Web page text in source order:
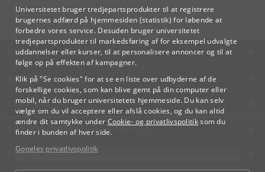
Universitetet bruger tredjepartsprodukter til at registrere
brugernes adfærd på hjemmesiden (statistik) for løbende at
forbedre vores service. Desuden bruger universitetet
tredjepartsprodukter til markedsføring af for eksempel udvalgte
uddannelser eller kurser, til at personalisere annoncer og til at
følge op på effekten af kampagner.
Klik på "Se cookies" for at se en liste over udbyderne af de
forskellige cookies, som kan blive gemt på din computer eller
mobil, når du bruger universitetets hjemmeside. Du kan selv
vælge om du vil acceptere eller afslå cookies, og du kan altid
ændre dit samtykke under Cookie- og privatlivspolitiksom du
finder i bunden af hver side.
Googles privatlivspolitik
Videreuddannelse og Livslang Læring
lifelonglearning@adm.ku.dk
KØBENHAVNS UNIVERSITET
KONTAKT
SERVICES
FOR STUDERENDE OG ANSATTE
JOB OG KARRIERE